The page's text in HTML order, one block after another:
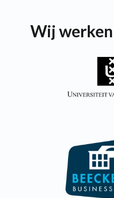
Wij